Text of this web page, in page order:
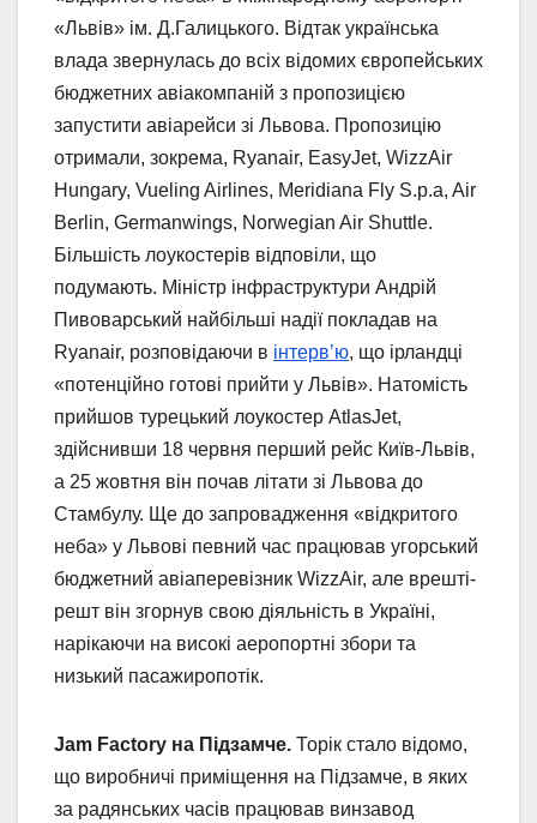
«Львів» ім. Д.Галицького. Відтак українська
влада звернулась до всіх відомих європейських
бюджетних авіакомпаній з пропозицією
запустити авіарейси зі Львова. Пропозицію
отримали, зокрема, Ryanair, EasyJet, WizzAir
Hungary, Vueling Airlines, Meridiana Fly S.p.a, Air
Berlin, Germanwings, Norwegian Air Shuttle.
Більшість лоукостерів відповіли, що
подумають. Міністр інфраструктури Андрій
Пивоварський найбільші надії покладав на
Ryanair, розповідаючи в інтерв’ю, що ірландці
«потенційно готові прийти у Львів». Натомість
прийшов турецький лоукостер AtlasJet,
здійснивши 18 червня перший рейс Київ-Львів,
а 25 жовтня він почав літати зі Львова до
Стамбулу. Ще до запровадження «відкритого
неба» у Львові певний час працював угорський
бюджетний авіаперевізник WizzAir, але врешті-
решт він згорнув свою діяльність в Україні,
нарікаючи на високі аеропортні збори та
низький пасажиропотік.
Jam Factory на Підзамче. Торік стало відомо,
що виробничі приміщення на Підзамче, в яких
за радянських часів працював винзавод